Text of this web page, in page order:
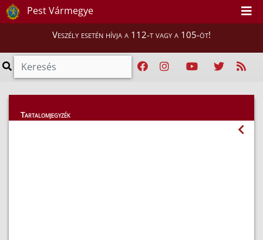
Pest Vármegye
Veszély esetén hívja a 112-t vagy a 105-öt!
Magunkról
Tartalomjegyzék